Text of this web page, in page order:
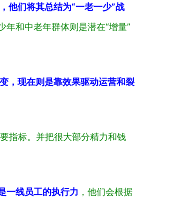
他们将其总结为“一老一少”战
和中老年群体则是潜在“增量”
，现在则是靠效果驱动运营和裂
指标。并把很大部分精力和钱
一线员工的执行力 ，他们会根据